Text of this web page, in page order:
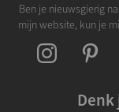
Ben je nieuwsgierig
mijn website, kun je
Denk